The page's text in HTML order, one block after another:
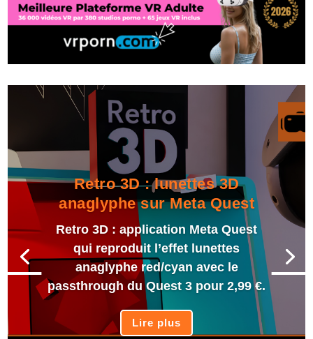
Retro 3D : lunettes 3D
anaglyphe sur Meta Quest
Retro 3D : application Meta Quest
qui reproduit l’effet lunettes
anaglyphe red/cyan avec le
passthrough du Quest 3 pour 2,99 €.
Lire plus